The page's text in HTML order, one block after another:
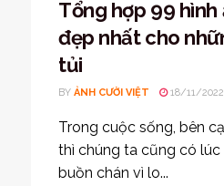
Tổng hợp 99 hình
đẹp nhất cho
tủi
BY ẢNH CƯỜI VIỆT 18/11/2022
Trong cuộc sống, bên
thì chúng ta cũng có
buồn chán vì lo...